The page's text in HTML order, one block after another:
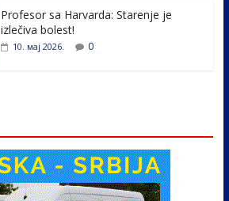
Profesor sa Harvarda: Starenje je
izlečiva bolest!
10. мај 2026. 0